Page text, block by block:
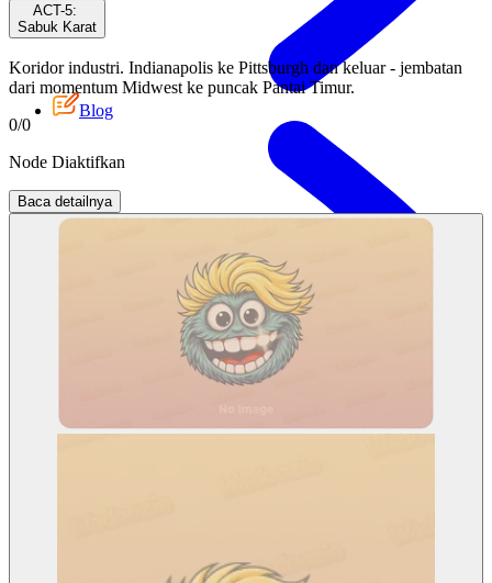
ACT-5:
Sabuk Karat
Koridor industri. Indianapolis ke Pittsburgh dan keluar - jembatan
dari momentum Midwest ke puncak Pantai Timur.
0/0
Node Diaktifkan
Baca detailnya
Blog